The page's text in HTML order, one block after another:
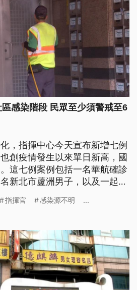
感染階段 民眾至少須警戒至6
，指揮中心今天宣布新增七例
創疫情發生以來單日新高，國
這七例案例包括一名華航確診
新北市蘆洲男子，以及一起宜
，社區警戒會觀察到6月8日，
出感染源不明的本土病例，足
蘆洲地區，被
指揮官 感染源不明 ...